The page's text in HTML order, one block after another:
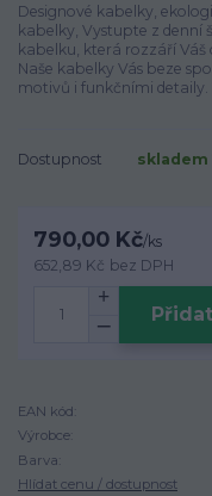
Designové kabelky,
kabelky, Vystupte z denní
kabelku, která rozzáří Váš
Naše kabelky Vás beze
motivů i funkčními detaily.
Dostupnost skladem
790,00 Kč/ks
652,89 Kč bez DPH
EAN kód:
Výrobce:
Barva:
Hlídat cenu / dostupnost